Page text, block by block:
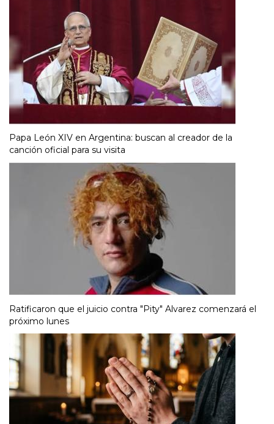
Papa León XIV en Argentina: buscan al creador de la
canción oficial para su visita
Ratificaron que el juicio contra "Pity" Alvarez comenzará el
próximo lunes